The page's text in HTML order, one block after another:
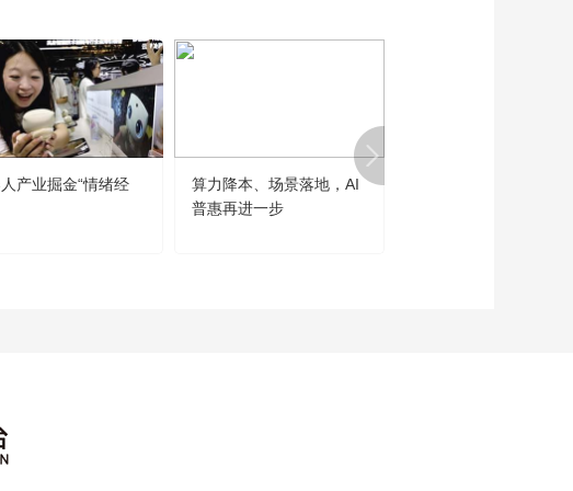
产业掘金“情绪经
算力降本、场景落地，AI
普惠再进一步